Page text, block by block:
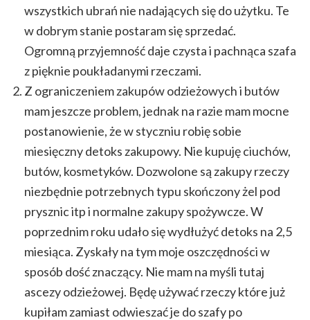
wszystkich ubrań nie nadających się do użytku. Te
w dobrym stanie postaram się sprzedać.
Ogromną przyjemność daje czysta i pachnąca szafa
z pięknie poukładanymi rzeczami.
Z ograniczeniem zakupów odzieżowych i butów
mam jeszcze problem, jednak na razie mam mocne
postanowienie, że w styczniu robię sobie
miesięczny detoks zakupowy. Nie kupuję ciuchów,
butów, kosmetyków. Dozwolone są zakupy rzeczy
niezbędnie potrzebnych typu skończony żel pod
prysznic itp i normalne zakupy spożywcze. W
poprzednim roku udało się wydłużyć detoks na 2,5
miesiąca. Zyskały na tym moje oszczędności w
sposób dość znaczący. Nie mam na myśli tutaj
ascezy odzieżowej. Będę używać rzeczy które już
kupiłam zamiast odwieszać je do szafy po